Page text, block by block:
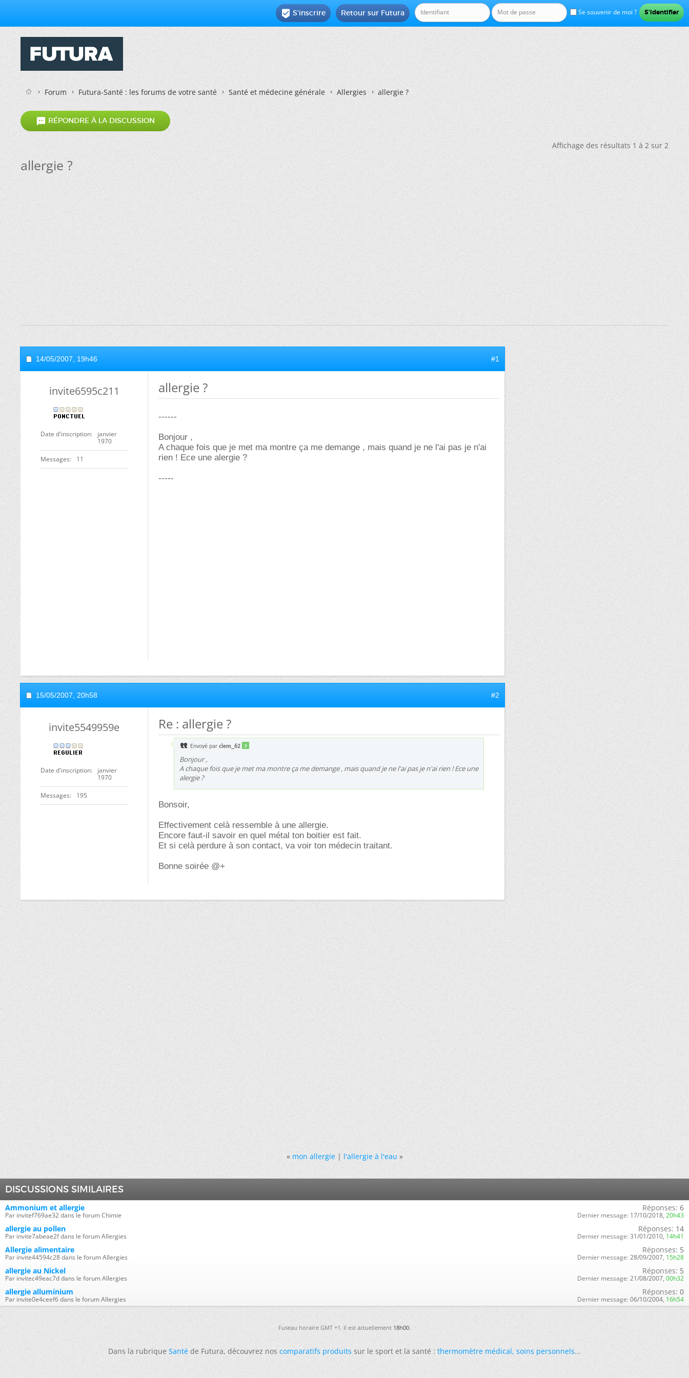
Se souvenir de moi ?
Retour sur Futura
 S'inscrire
Forum Futura-Santé : les forums de votre santé Santé et médecine générale Allergies allergie ?
 RÉPONDRE À LA DISCUSSION
Affichage des résultats 1 à 2 sur 2
allergie ?
14/05/2007, 19h46 #1
invite6595c211
Date d'inscription
janvier
1970
Messages 11
allergie ?
------
Bonjour ,
A chaque fois que je met ma montre ça me demange , mais quand je ne l'ai pas je n'ai
rien ! Ece une alergie ?
-----
15/05/2007, 20h58 #2
invite5549959e
Date d'inscription
janvier
1970
Messages 195
Re : allergie ?
Envoyé par clem_62
Bonjour ,
A chaque fois que je met ma montre ça me demange , mais quand je ne l'ai pas je n'ai rien ! Ece une
alergie ?
Bonsoir,
Effectivement celà ressemble à une allergie.
Encore faut-il savoir en quel métal ton boitier est fait.
Et si celà perdure à son contact, va voir ton médecin traitant.
Bonne soirée @+
« mon allergie|l'allergie à l'eau »
DISCUSSIONS SIMILAIRES
Ammonium et allergie
Par invitef769ae32 dans le forum Chimie
Réponses: 6
Dernier message: 17/10/2018, 20h43
allergie au pollen
Par invite7abeae2f dans le forum Allergies
Réponses: 14
Dernier message: 31/01/2010, 14h41
Allergie alimentaire
Par invite44594c28 dans le forum Allergies
Réponses: 5
Dernier message: 28/09/2007, 15h28
allergie au Nickel
Par invitec49eac7d dans le forum Allergies
Réponses: 5
Dernier message: 21/08/2007, 00h32
allergie alluminium
Par invite0e4ceef6 dans le forum Allergies
Réponses: 0
Dernier message: 06/10/2004, 16h54
Fuseau horaire GMT +1. Il est actuellement18h00.
Dans la rubriqueSantéde Futura, découvrez noscomparatifs produitssur le sport et la santé :thermomètre médical,soins personnels...